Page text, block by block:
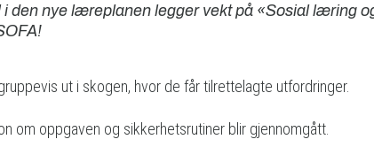
den nye læreplanen legger vekt på «Sosial læring
ut i skogen, hvor de får tilrettelagte utfordringer.
om oppgaven og sikkerhetsrutiner blir gjennomgått.